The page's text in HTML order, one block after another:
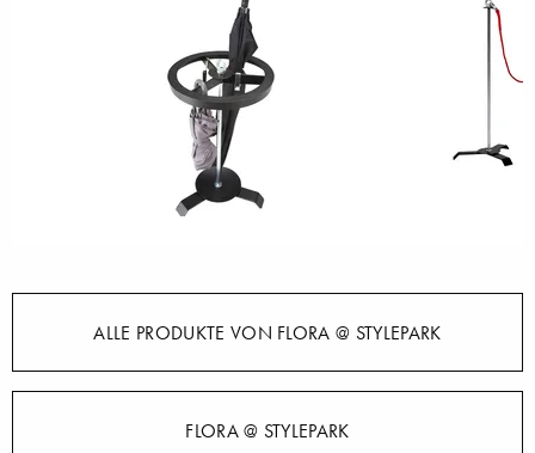
ALLE PRODUKTE VON FLORA @ STYLEPARK
FLORA @ STYLEPARK